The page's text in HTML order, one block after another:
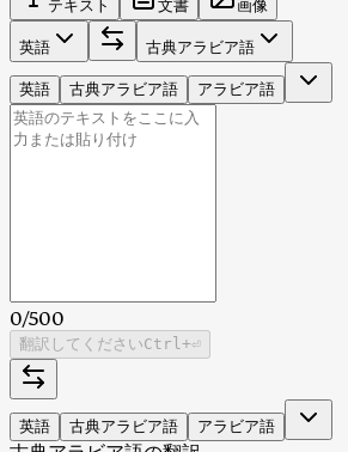
テキスト 文書 画像
英語 古典アラビア語
英語 古典アラビア語 アラビア語
0/500
翻訳してくださいCtrl +⏎
英語 古典アラビア語 アラビア語